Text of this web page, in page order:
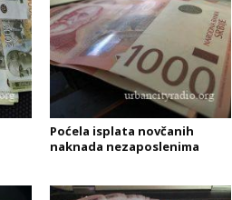
Poćela isplata novčanih
naknada nezaposlenima